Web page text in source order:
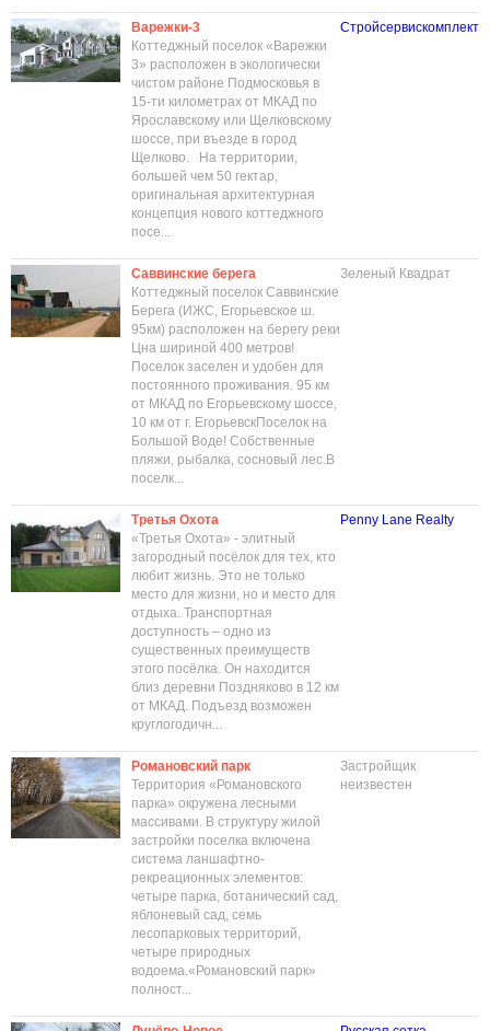
Варежки-3
Коттеджный поселок «Варежки
3» расположен в экологически
чистом районе Подмосковья в
15-ти километрах от МКАД по
Ярославскому или Щелковскому
шоссе, при въезде в город
Щелково. На территории,
большей чем 50 гектар,
оригинальная архитектурная
концепция нового коттеджного
посе...
Стройсервискомплект
Саввинские берега
Коттеджный поселок Саввинские
Берега (ИЖС, Егорьевское ш.
95км) расположен на берегу реки
Цна шириной 400 метров!
Поселок заселен и удобен для
постоянного проживания. 95 км
от МКАД по Егорьевскому шоссе,
10 км от г. ЕгорьевскПоселок на
Большой Воде! Собственные
пляжи, рыбалка, сосновый лес.В
поселк...
Зеленый Квадрат
Третья Охота
«Третья Охота» - элитный
загородный посёлок для тех, кто
любит жизнь. Это не только
место для жизни, но и место для
отдыха. Транспортная
доступность – одно из
существенных преимуществ
этого посёлка. Он находится
близ деревни Поздняково в 12 км
от МКАД. Подъезд возможен
круглогодичн...
Penny Lane Realty
Романовский парк
Территория «Романовского
парка» окружена лесными
массивами. В структуру жилой
застройки поселка включена
система ланшафтно-
рекреационных элементов:
четыре парка, ботанический сад,
яблоневый сад, семь
лесопарковых территорий,
четыре природных
водоема.«Романовский парк»
полност...
Застройщик
неизвестен